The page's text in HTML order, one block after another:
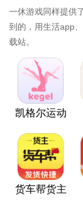
一休游戏同样提供
到的，用生活app
载站。
凯格尔运动
货车帮货主